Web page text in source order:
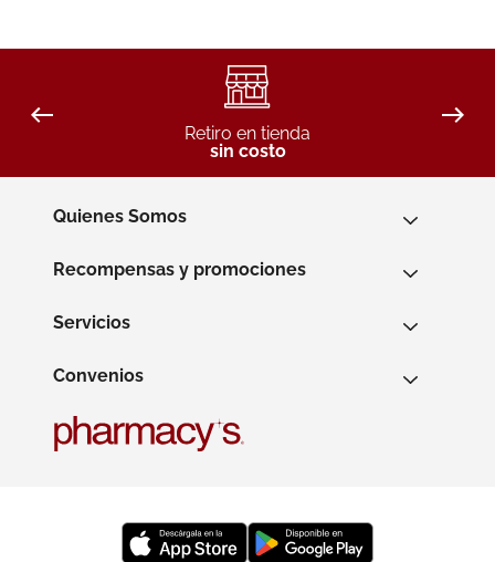
Retiro en tienda
sin costo
Quienes Somos
Recompensas y promociones
Servicios
Convenios